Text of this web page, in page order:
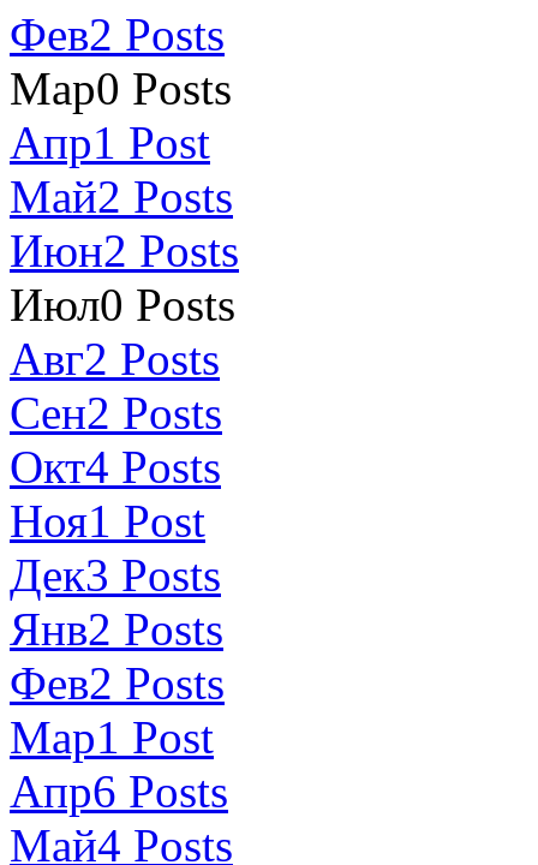
Фев2 Posts
Мар0 Posts
Апр1 Post
Май2 Posts
Июн2 Posts
Июл0 Posts
Авг2 Posts
Сен2 Posts
Окт4 Posts
Ноя1 Post
Дек3 Posts
Янв2 Posts
Фев2 Posts
Мар1 Post
Апр6 Posts
Май4 Posts